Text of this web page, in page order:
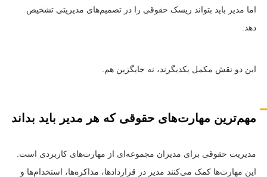
اما مدیر باید بتواند ریسک حقوقی را در تصمیم‌های مدیریتی تشخیص
دهد.
این دو نقش مکمل یکدیگرند، نه جایگزین هم.
مهم‌ترین مهارت‌های حقوقی که هر مدیر باید بداند
مدیریت حقوقی برای مدیران مجموعه‌ای از مهارت‌های کاربردی است.
این مهارت‌ها کمک می‌کنند مدیر در قراردادها، مذاکره‌ها، استخدام‌ها و